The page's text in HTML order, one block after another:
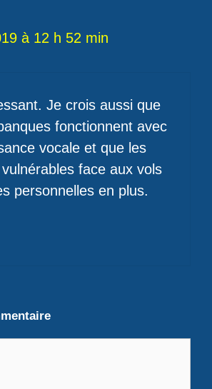
à 12 h 52 min
Je crois aussi que
fonctionnent avec
vocale et que les
face aux vols
personnelles en plus.